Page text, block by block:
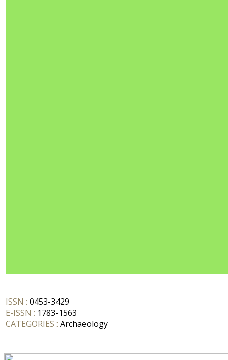
ISSN : 0453-3429
E-ISSN : 1783-1563
CATEGORIES : Archaeology